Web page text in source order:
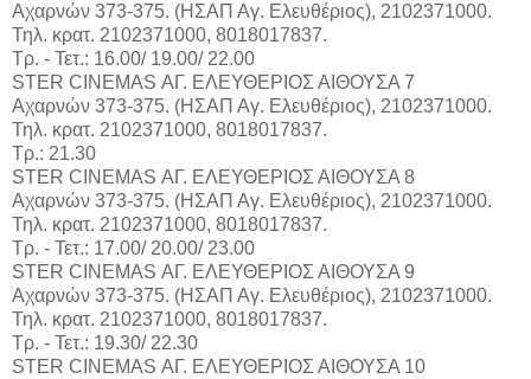
Αχαρνών 373-375. (ΗΣΑΠ Αγ. Ελευθέριος), 2102371000.
Τηλ. κρατ. 2102371000, 8018017837.
Τρ. - Τετ.: 16.00/ 19.00/ 22.00
STER CINEMAS ΑΓ. ΕΛΕΥΘΕΡΙΟΣ ΑΙΘΟΥΣΑ 7
Αχαρνών 373-375. (ΗΣΑΠ Αγ. Ελευθέριος), 2102371000.
Τηλ. κρατ. 2102371000, 8018017837.
Τρ.: 21.30
STER CINEMAS ΑΓ. ΕΛΕΥΘΕΡΙΟΣ ΑΙΘΟΥΣΑ 8
Αχαρνών 373-375. (ΗΣΑΠ Αγ. Ελευθέριος), 2102371000.
Τηλ. κρατ. 2102371000, 8018017837.
Τρ. - Τετ.: 17.00/ 20.00/ 23.00
STER CINEMAS ΑΓ. ΕΛΕΥΘΕΡΙΟΣ ΑΙΘΟΥΣΑ 9
Αχαρνών 373-375. (ΗΣΑΠ Αγ. Ελευθέριος), 2102371000.
Τηλ. κρατ. 2102371000, 8018017837.
Τρ. - Τετ.: 19.30/ 22.30
STER CINEMAS ΑΓ. ΕΛΕΥΘΕΡΙΟΣ ΑΙΘΟΥΣΑ 10